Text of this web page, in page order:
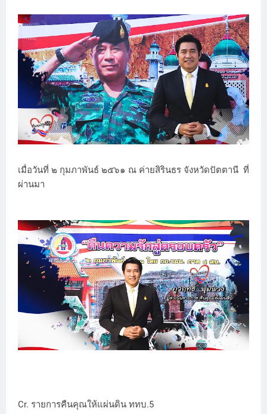
เมื่อวันที่ ๒ กุมภาพันธ์ ๒๕๖๑ ณ ค่ายสิรินธร จังหวัดปัตตานี ที่
ผ่านมา
Cr. รายการคืนคุณให้แผ่นดิน ททบ.5